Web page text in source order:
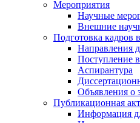
Мероприятия
Научные
Внешние
Подготовка кадров
Направления
Поступление
Аспирантура
Объявления о
Публикационная
Информация